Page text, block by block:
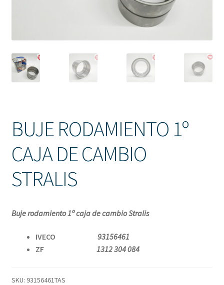
Tienda
BUJE RODAMIENTO 1º
CAJA DE CAMBIO
STRALIS
Buje rodamiento 1º caja de cambio Stralis
IVECO 93156461
ZF
1312 304 084
SKU: 93156461TAS